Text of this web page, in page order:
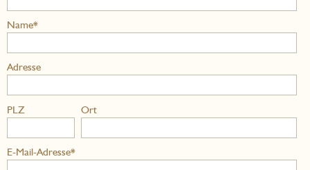
Name*
Adresse
PLZ Ort
E-Mail-Adresse*